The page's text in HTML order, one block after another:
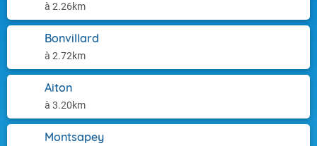
à 2.26km
Bonvillard
à 2.72km
Aiton
à 3.20km
Montsapey